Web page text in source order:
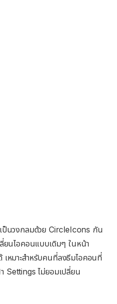
ป็นวงกลมด้วย CircleIcons กัน
ลี่ยนไอคอนแบบเดิมๆ ในหน้า
หมาะสำหรับคนที่ลงธีมไอคอนที่
Settings ไม่ยอมเปลี่ยน